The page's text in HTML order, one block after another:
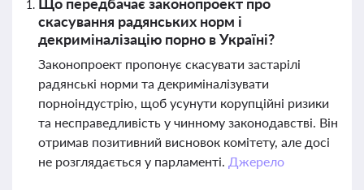
скасування радянських норм і
декриміналізацію порно в Україні?
Законопроект пропонує скасувати застарілі
радянські норми та декриміналізувати
порноіндустрію, щоб усунути корупційні ризики
та несправедливість у чинному законодавстві. Він
отримав позитивний висновок комітету, але досі
не розглядається у парламенті. Джерело